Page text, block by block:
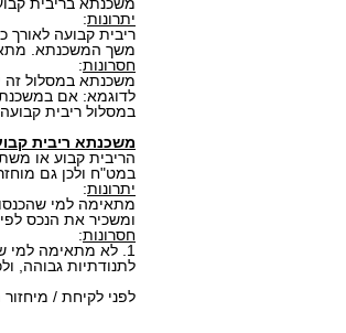
יתרונות:
ריבית קבועה לאורך
משך המשכנתא.
חסרונות:
משכנתא במסלול זה
לדוגמא: אם במשכנתא
במסלול ריבית קבועה
משכנתא ריבית
הריבית קבוע או
במט"ח ולכן גם
יתרונות:
מתאימה למי
ומשכיר את הנכס
חסרונות:
1. לא מתאימה למי ששכרו החודשי בש"ח. מכוון שערי המט"ח נוטים
לתנודתיות גבוהה,
לפני לקיחת /